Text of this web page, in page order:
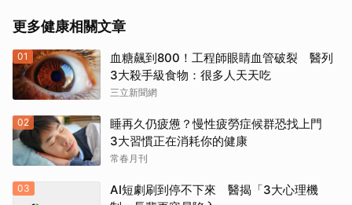
更多健康相關文章
01
血糖飆到800！工程師眼睛血管破裂 醫列
3大殺手級食物：很多人天天吃
三立新聞網
02
睡再久仍疲憊？慢性疲勞症候群恐找上門
3大習慣正在消耗你的健康
常春月刊
03
AI短劇刷到停不下來 醫揭「3大心理機